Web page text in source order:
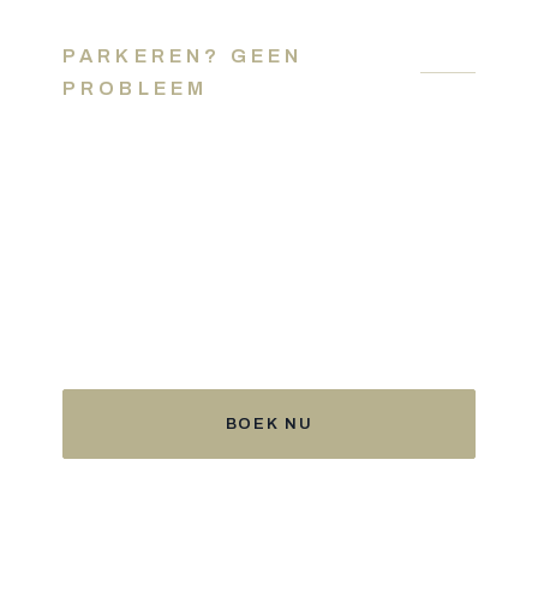
PARKEREN? GEEN
PROBLEEM
BOEK NU